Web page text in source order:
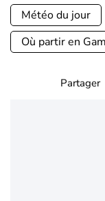
Météo du jour
Où partir en
Partager